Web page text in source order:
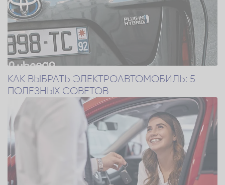
КАК ВЫБРАТЬ ЭЛЕКТРОАВТОМОБИЛЬ: 5
ПОЛЕЗНЫХ СОВЕТОВ